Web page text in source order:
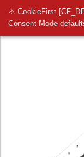
⚠ CookieFirst
Consent Mode
LUG LUGCLASSIC